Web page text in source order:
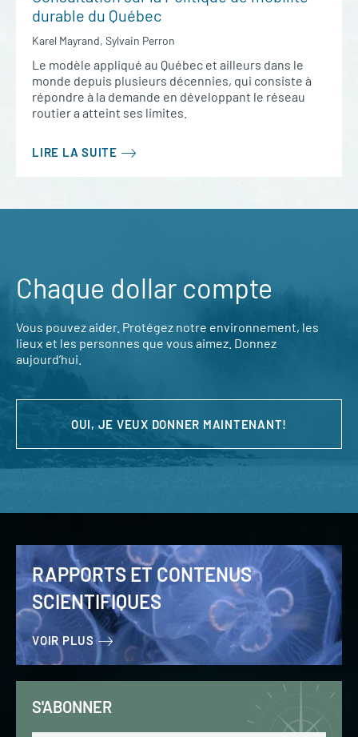
durable du Québec
Karel Mayrand, Sylvain Perron
Le modèle appliqué au Québec et ailleurs dans le
monde depuis plusieurs décennies, qui consiste à
répondre à la demande en développant le réseau
routier a atteint ses limites.
LIRE LA SUITE
Chaque dollar compte
Vous pouvez aider. Protégez notre environnement, les
lieux et les personnes que vous aimez. Donnez
aujourd’hui.
OUI, JE VEUX DONNER MAINTENANT!
RAPPORTS ET CONTENUS
SCIENTIFIQUES
VOIR PLUS
S'ABONNER